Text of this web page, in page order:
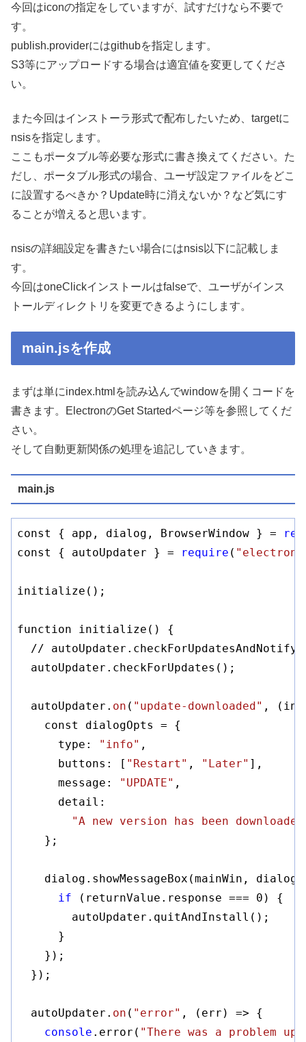
今回はiconの指定をしていますが、試すだけなら不要で
す。
publish.providerにはgithubを指定します。
S3等にアップロードする場合は適宜値を変更してくださ
い。
また今回はインストーラ形式で配布したいため、targetに
nsisを指定します。
ここもポータブル等必要な形式に書き換えてください。た
だし、ポータブル形式の場合、ユーザ設定ファイルをどこ
に設置するべきか？Update時に消えないか？など気にす
ることが増えると思います。
nsisの詳細設定を書きたい場合にはnsis以下に記載しま
す。
今回はoneClickインストールはfalseで、ユーザがインス
トールディレクトリを変更できるようにします。
main.jsを作成
まずは単にindex.htmlを読み込んでwindowを開くコードを
書きます。ElectronのGet Startedページ等を参照してくだ
さい。
そして自動更新関係の処理を追記していきます。
main.js
const { app, dialog, BrowserWindow } =
const { autoUpdater } =
require ( "electron-
initialize();
function initialize() {
//
  autoUpdater.checkForUpdates();
  autoUpdater.
on ( "update-downloaded" ,
    const dialogOpts = {
      type:
"info" ,
      buttons: [
"Restart" , "Later" ],
      message:
"UPDATE" ,
      detail:
"A new version has been
    };
dialog.showMessageBox(mainWin,
if (returnValue.response === 0 ) {
        autoUpdater.quitAndInstall();
      }
    });
  });
  autoUpdater.
on ( "error" , (err) => {
console .error( "There was a problem